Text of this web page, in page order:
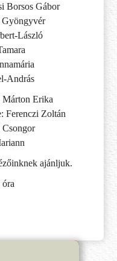
Borsos Gábor
Gyöngyvér
László
András
Márton Erika
Ferenczi Zoltán
ajánljuk.